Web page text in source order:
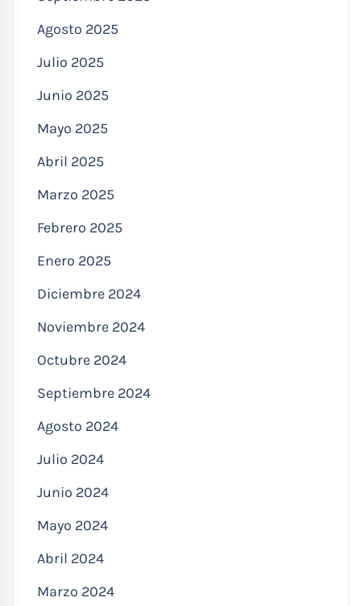
Agosto 2025
Julio 2025
Junio 2025
Mayo 2025
Abril 2025
Marzo 2025
Febrero 2025
Enero 2025
Diciembre 2024
Noviembre 2024
Octubre 2024
Septiembre 2024
Agosto 2024
Julio 2024
Junio 2024
Mayo 2024
Abril 2024
Marzo 2024